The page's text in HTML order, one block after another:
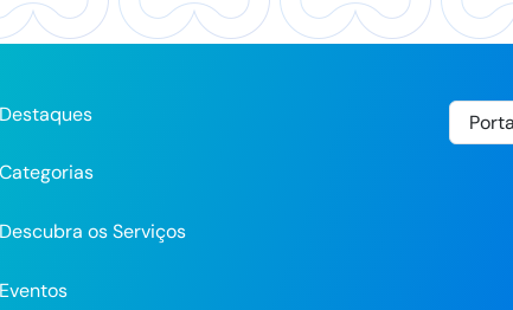
Destaques
Categorias
Descubra os Serviços
Eventos